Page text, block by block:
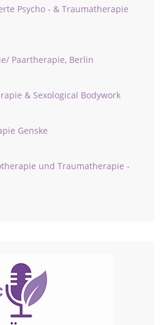
Psycho - & Traumatherapie
Paartherapie, Berlin
& Sexological Bodywork
Genske
und Traumatherapie -